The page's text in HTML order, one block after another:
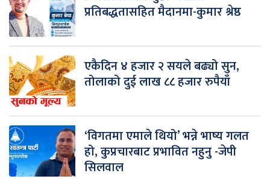
प्रतिबद्धतासहित मैदानमा-कुमार श्रेष्ठ
एकैदिन ४ हजार २ सयले बढ्यो सुन,
तोलाको दुई लाख ८८ हजार रुपैयाँ
‘विगतमा एमाले थियो’ भन्ने भाष्य गलत
हो, कुप्रचारबाट प्रभावित नहुनु -जेपी
सिलवाल